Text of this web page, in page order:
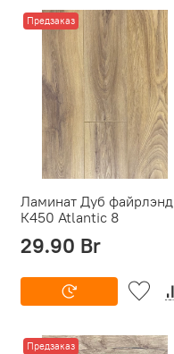
Предзаказ
Ламинат Дуб файрлэнд
К450 Atlantic 8
29.90 Br
Предзаказ